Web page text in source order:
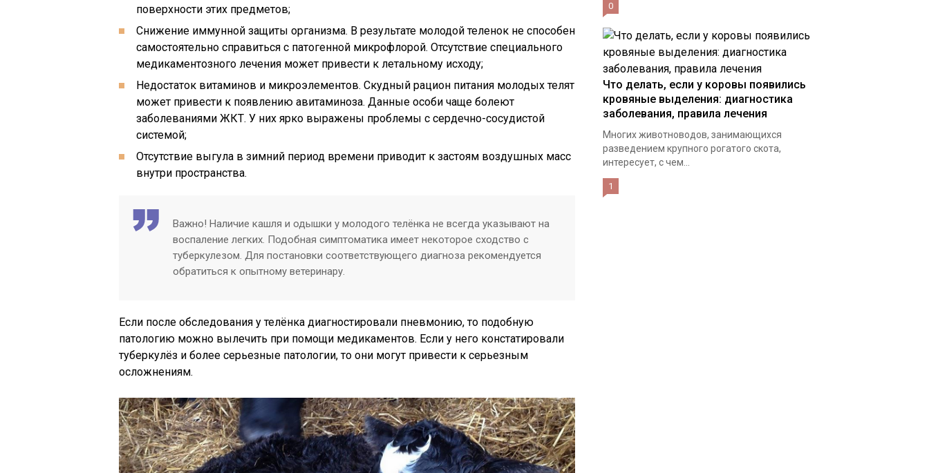
поверхности этих предметов;
Снижение иммунной защиты организма. В результате молодой теленок не способен
самостоятельно справиться с патогенной микрофлорой. Отсутствие специального
медикаментозного лечения может привести к летальному исходу;
Недостаток витаминов и микроэлементов. Скудный рацион питания молодых телят
может привести к появлению авитаминоза. Данные особи чаще болеют
заболеваниями ЖКТ. У них ярко выражены проблемы с сердечно-сосудистой
системой;
Отсутствие выгула в зимний период времени приводит к застоям воздушных масс
внутри пространства.
Важно! Наличие кашля и одышки у молодого телёнка не всегда указывают на
воспаление легких. Подобная симптоматика имеет некоторое сходство с
туберкулезом. Для постановки соответствующего диагноза рекомендуется
обратиться к опытному ветеринару.
Если после обследования у телёнка диагностировали пневмонию, то подобную
патологию можно вылечить при помощи медикаментов. Если у него констатировали
туберкулёз и более серьезные патологии, то они могут привести к серьезным
осложнениям.
0
Что делать, если у коровы появились
кровяные выделения: диагностика
заболевания, правила лечения
Многих животноводов, занимающихся
разведением крупного рогатого скота,
интересует, с чем...
1